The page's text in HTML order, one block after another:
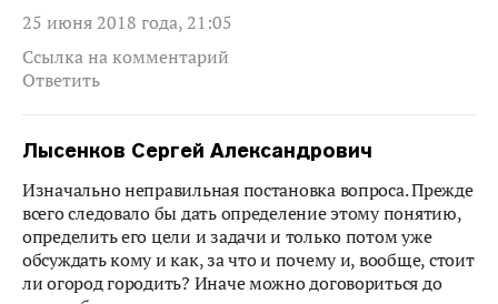
25 июня 2018 года, 21:05
Ссылка на комментарий
Ответить
Лысенков Сергей Александрович
Изначально неправильная постановка вопроса. Прежде
всего следовало бы дать определение этому понятию,
определить его цели и задачи и только потом уже
обсуждать кому и как, за что и почему и, вообще, стоит
ли огород городить? Иначе можно договориться до